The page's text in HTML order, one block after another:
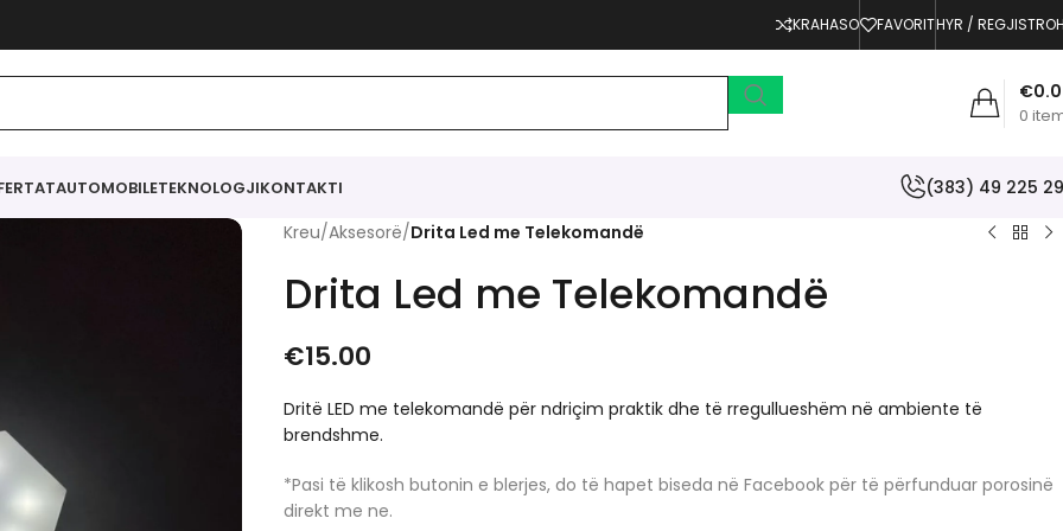
KRAHASO FAVORITHYR /
0
€
AUTOMOBILETEKNOLOGJIKONTAKTI (383) 49 225
Kreu/Aksesorë/Drita Led me Telekomandë
Drita Led me Telekomandë
€15.00
Dritë LED me telekomandë për ndriçim praktik dhe të rregullueshëm në ambiente të
brendshme.
*Pasi të klikosh butonin e blerjes, do të hapet biseda në Facebook për të përfunduar porosinë
direkt me ne.